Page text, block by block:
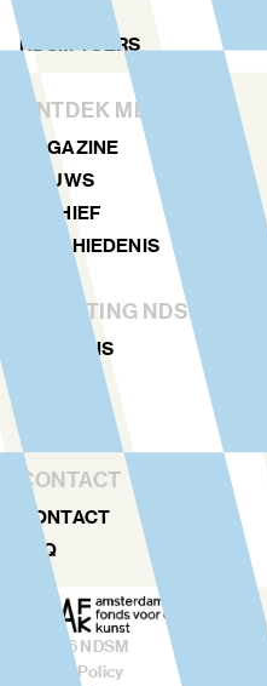
LOCATIES
NDSM TOERS
ONTDEK MEER
MAGAZINE
NIEUWS
ARCHIEF
GESCHIEDENIS
STICHTING NDSM-WERF
OVER ONS
CONTACT
CONTACT
FAQ
2026NDSM
Privacy Policy